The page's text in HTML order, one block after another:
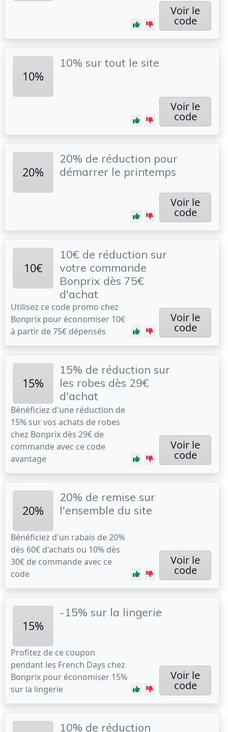
Voir le
code
10%
10% sur tout le site
Voir le
code
20%
20% de réduction pour
démarrer le printemps
Voir le
code
10€
10€ de réduction sur
votre commande
Bonprix dès 75€
d'achat
Utilisez ce code promo chez
Bonprix pour économiser 10€
à partir de 75€ dépensés
Voir le
code
15%
15% de réduction sur
les robes dès 29€
d'achat
Bénéficiez d'une réduction de
15% sur vos achats de robes
chez Bonprix dès 29€ de
commande avec ce code
avantage
Voir le
code
20%
20% de remise sur
l'ensemble du site
Bénéficiez d'un rabais de 20%
dès 60€ d'achats ou 10% dès
30€ de commande avec ce
code
Voir le
code
15%
-15% sur la lingerie
Profitez de ce coupon
pendant les French Days chez
Bonprix pour économiser 15%
sur la lingerie
Voir le
code
10% de réduction